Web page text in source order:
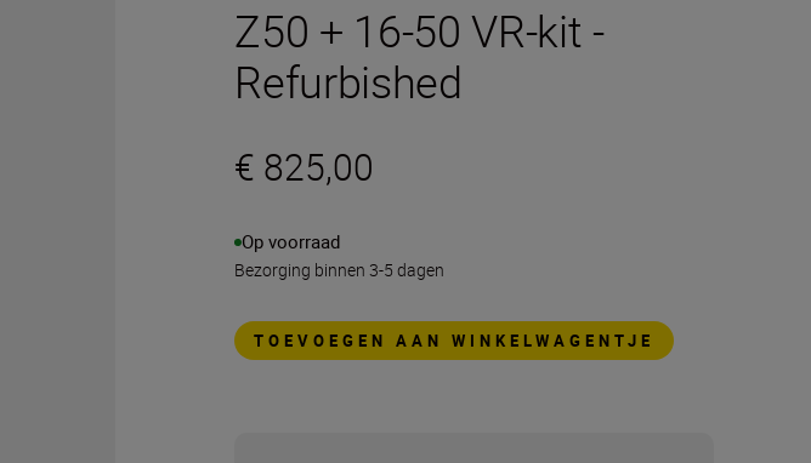
Z50 + 16-50 VR-kit -
Refurbished
€ 825,00
Op voorraad
Bezorging binnen 3-5 dagen
TOEVOEGEN AAN WINKELWAGENTJE